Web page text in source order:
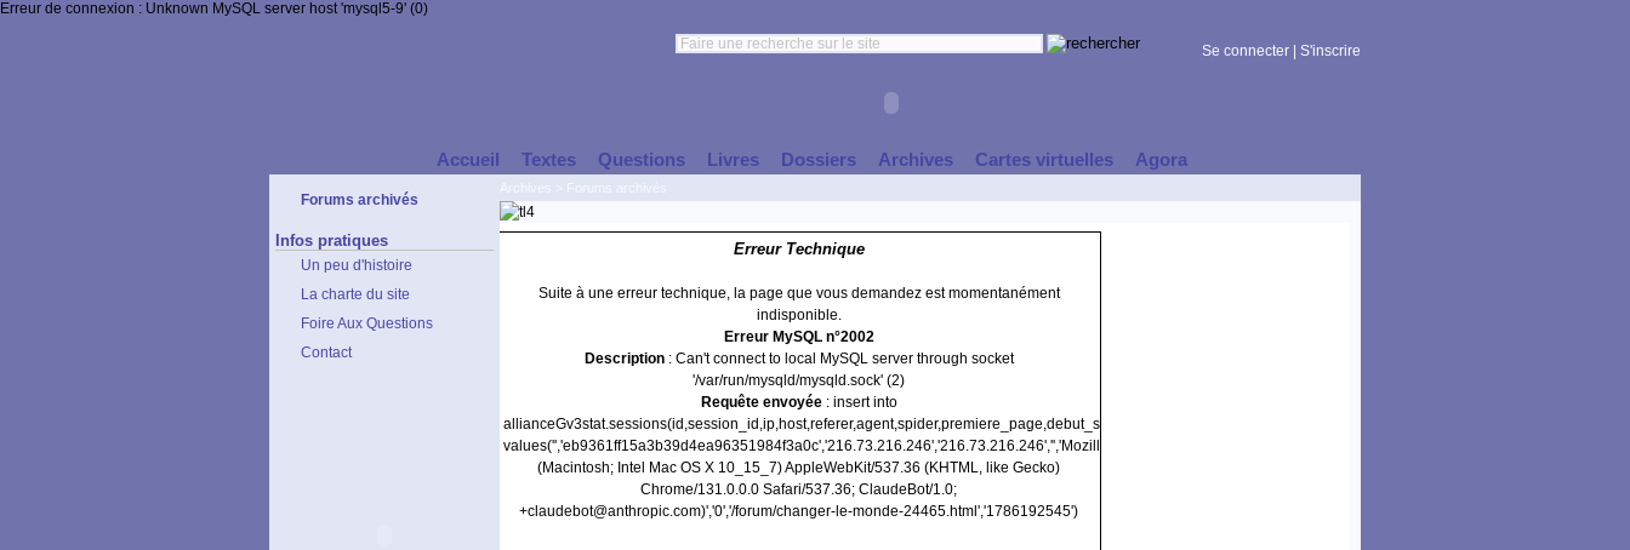
Erreur de connexion : Unknown MySQL server host 'mysql5-9' (0)
Se connecter S'inscrire
Accueil Textes Questions Livres Dossiers Archives Cartes virtuelles Agora
Forums archivés
Infos pratiques
Un peu d'histoire
La charte du site
Foire Aux Questions
Contact
Erreur Technique
Suite à une erreur technique, la page que vous demandez est momentanément
indisponible.
Erreur MySQL n°2002
Description: Can't connect to local MySQL server through socket
'/var/run/mysqld/mysqld.sock' (2)
Requête envoyée: insert into
allianceGv3stat.sessions(id,session_id,ip,host,referer,agent,spider,premiere_page,debut_session)
values('','eb9361ff15a3b39d4ea96351984f3a0c','216.73.216.246','216.73.216.246','','Mozilla/5.0
(Macintosh; Intel Mac OS X 10_15_7) AppleWebKit/537.36 (KHTML, like Gecko)
Chrome/131.0.0.0 Safari/537.36; ClaudeBot/1.0;
+claudebot@anthropic.com)','0','/forum/changer-le-monde-24465.html','1786192545')